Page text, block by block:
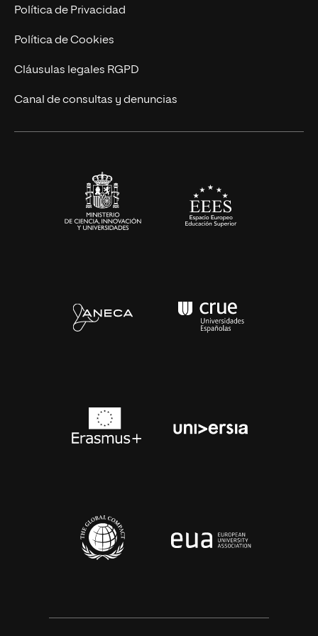
Postgrados
Cursos Universitarios
Trabaja en UNIR
Actualidad
UNIR Revista
Eventos
Política de Privacidad
Política de Cookies
Cláusulas legales RGPD
Canal de consultas y denuncias